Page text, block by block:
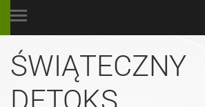
ŚWIĄTECZNY